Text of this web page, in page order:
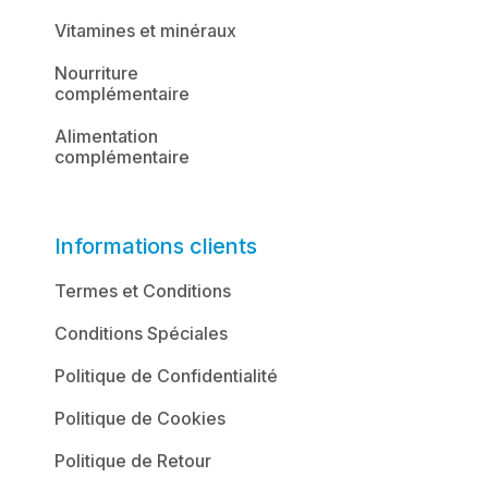
Vitamines et minéraux
Nourriture
complémentaire
Alimentation
complémentaire
Informations clients
Termes et Conditions
Conditions Spéciales
Politique de Confidentialité
Politique de Cookies
Politique de Retour